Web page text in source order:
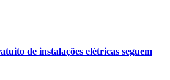
de instalações elétricas seguem